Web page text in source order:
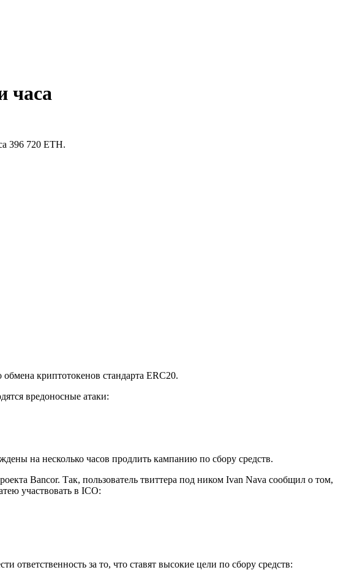
часа
396 720 ETH.
криптотокенов стандарта ERC20.
вредоносные атаки:
на несколько часов продлить кампанию по сбору средств.
Bancor. Так, пользователь твиттера под ником Ivan Nava сообщил о том,
участвовать в ICO:
ответственность за то, что ставят высокие цели по сбору средств: